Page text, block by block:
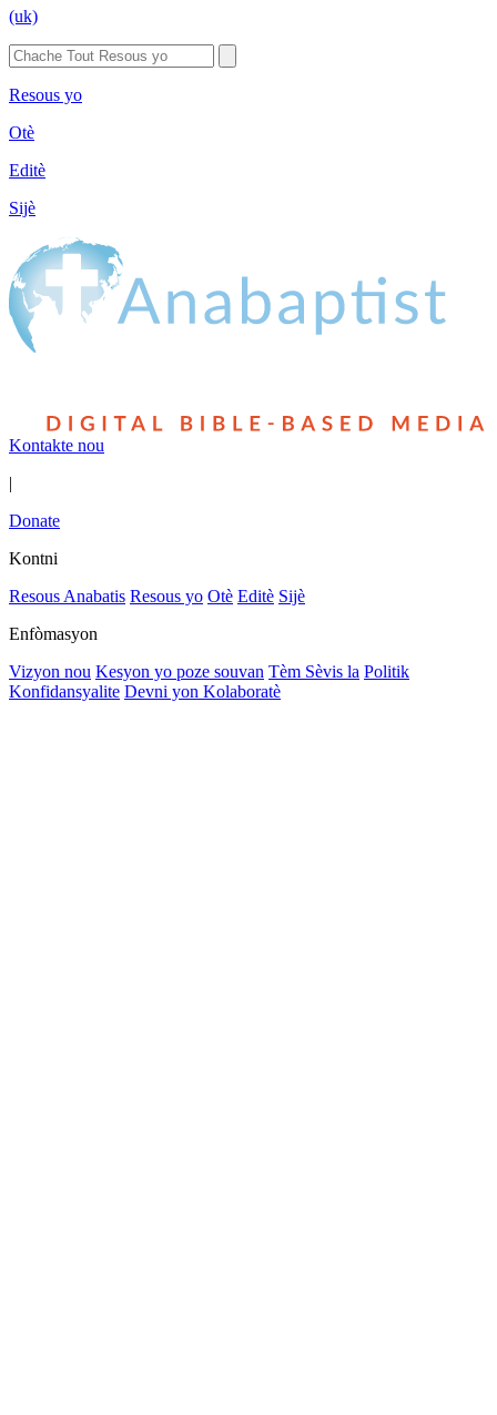
(uk)
Resous yo
Otè
Editè
Sijè
Kontakte nou
|
Donate
Kontni
Resous Anabatis Resous yo Otè Editè Sijè
Enfòmasyon
Vizyon nou Kesyon yo poze souvan Tèm Sèvis la Politik
Konfidansyalite Devni yon Kolaboratè